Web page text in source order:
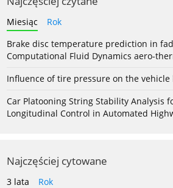
Miesiąc
Rok
Brake disc temperature prediction in
Computational Fluid Dynamics aero-
Influence of tire pressure on the
Car Platooning String Stability Analysis
Longitudinal Control in Automated
Najczęściej cytowane
3 lata
Rok